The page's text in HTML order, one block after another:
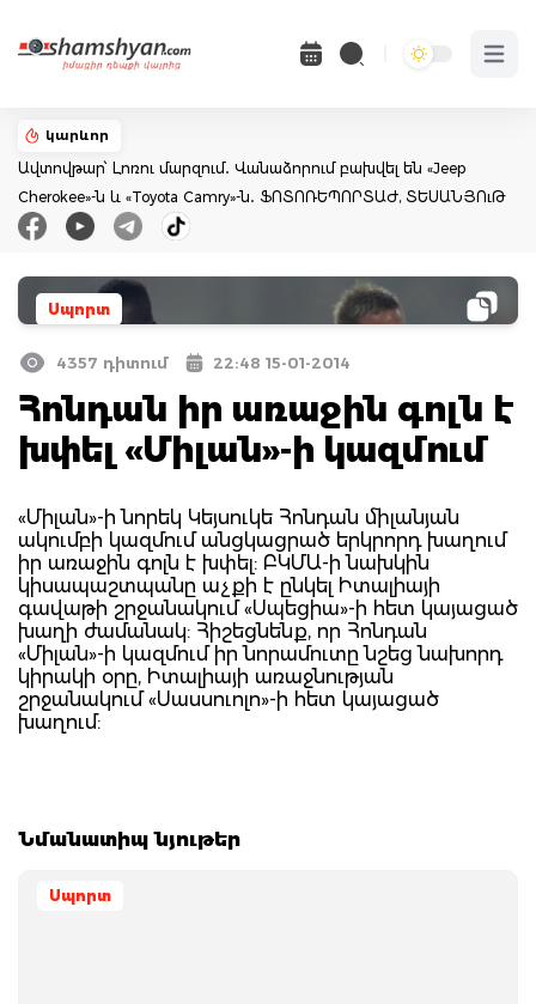
Open
կարևոր
Ավտովթար՝ Լոռու մարզում․ Վանաձորում բախվել են «Jeep
Cherokee»-ն և «Toyota Camry»-ն․ ՖՈՏՈՌԵՊՈՐՏԱԺ, ՏԵՍԱՆՅՈւԹ
Սպորտ
4357 դիտում 22:48 15-01-2014
Հոնդան իր առաջին գոլն է
խփել «Միլան»-ի կազմում
«Միլան»-ի նորեկ Կեյսուկե Հոնդան միլանյան
ակումբի կազմում անցկացրած երկրորդ խաղում
իր առաջին գոլն է խփել: ԲԿՄԱ-ի նախկին
կիսապաշտպանը աչքի է ընկել Իտալիայի
գավաթի շրջանակում «Սպեցիա»-ի հետ կայացած
խաղի ժամանակ: Հիշեցնենք, որ Հոնդան
«Միլան»-ի կազմում իր նորամուտը նշեց նախորդ
կիրակի օրը, Իտալիայի առաջնության
շրջանակում «Սասսուոլո»-ի հետ կայացած
խաղում:
Նմանատիպ նյութեր
Սպորտ